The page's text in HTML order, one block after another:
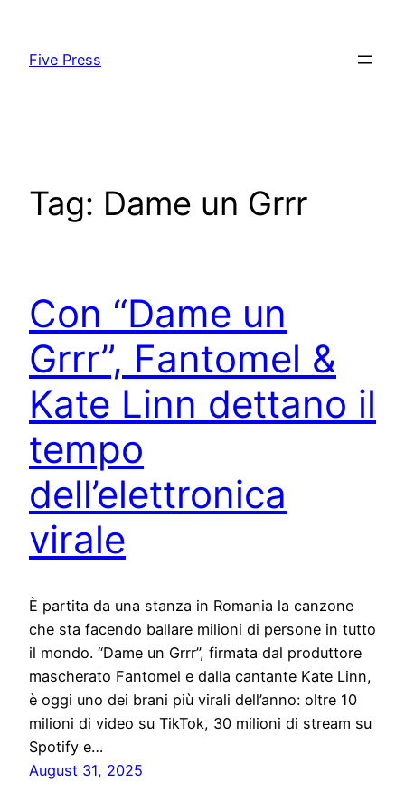
content
Five Press
Tag: Dame un Grrr
Con “Dame un
Grrr”, Fantomel &
Kate Linn dettano il
tempo
dell’elettronica
virale
È partita da una stanza in Romania la canzone
che sta facendo ballare milioni di persone in tutto
il mondo. “Dame un Grrr”, firmata dal produttore
mascherato Fantomel e dalla cantante Kate Linn,
è oggi uno dei brani più virali dell’anno: oltre 10
milioni di video su TikTok, 30 milioni di stream su
Spotify e…
August 31, 2025